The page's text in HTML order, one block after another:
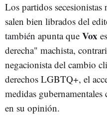
Los partidos
salen bien librados del
también apunta que Vox
derecha" machista,
negacionista del cambio
derechos LGBTQ+, el
medidas
en su opinión.